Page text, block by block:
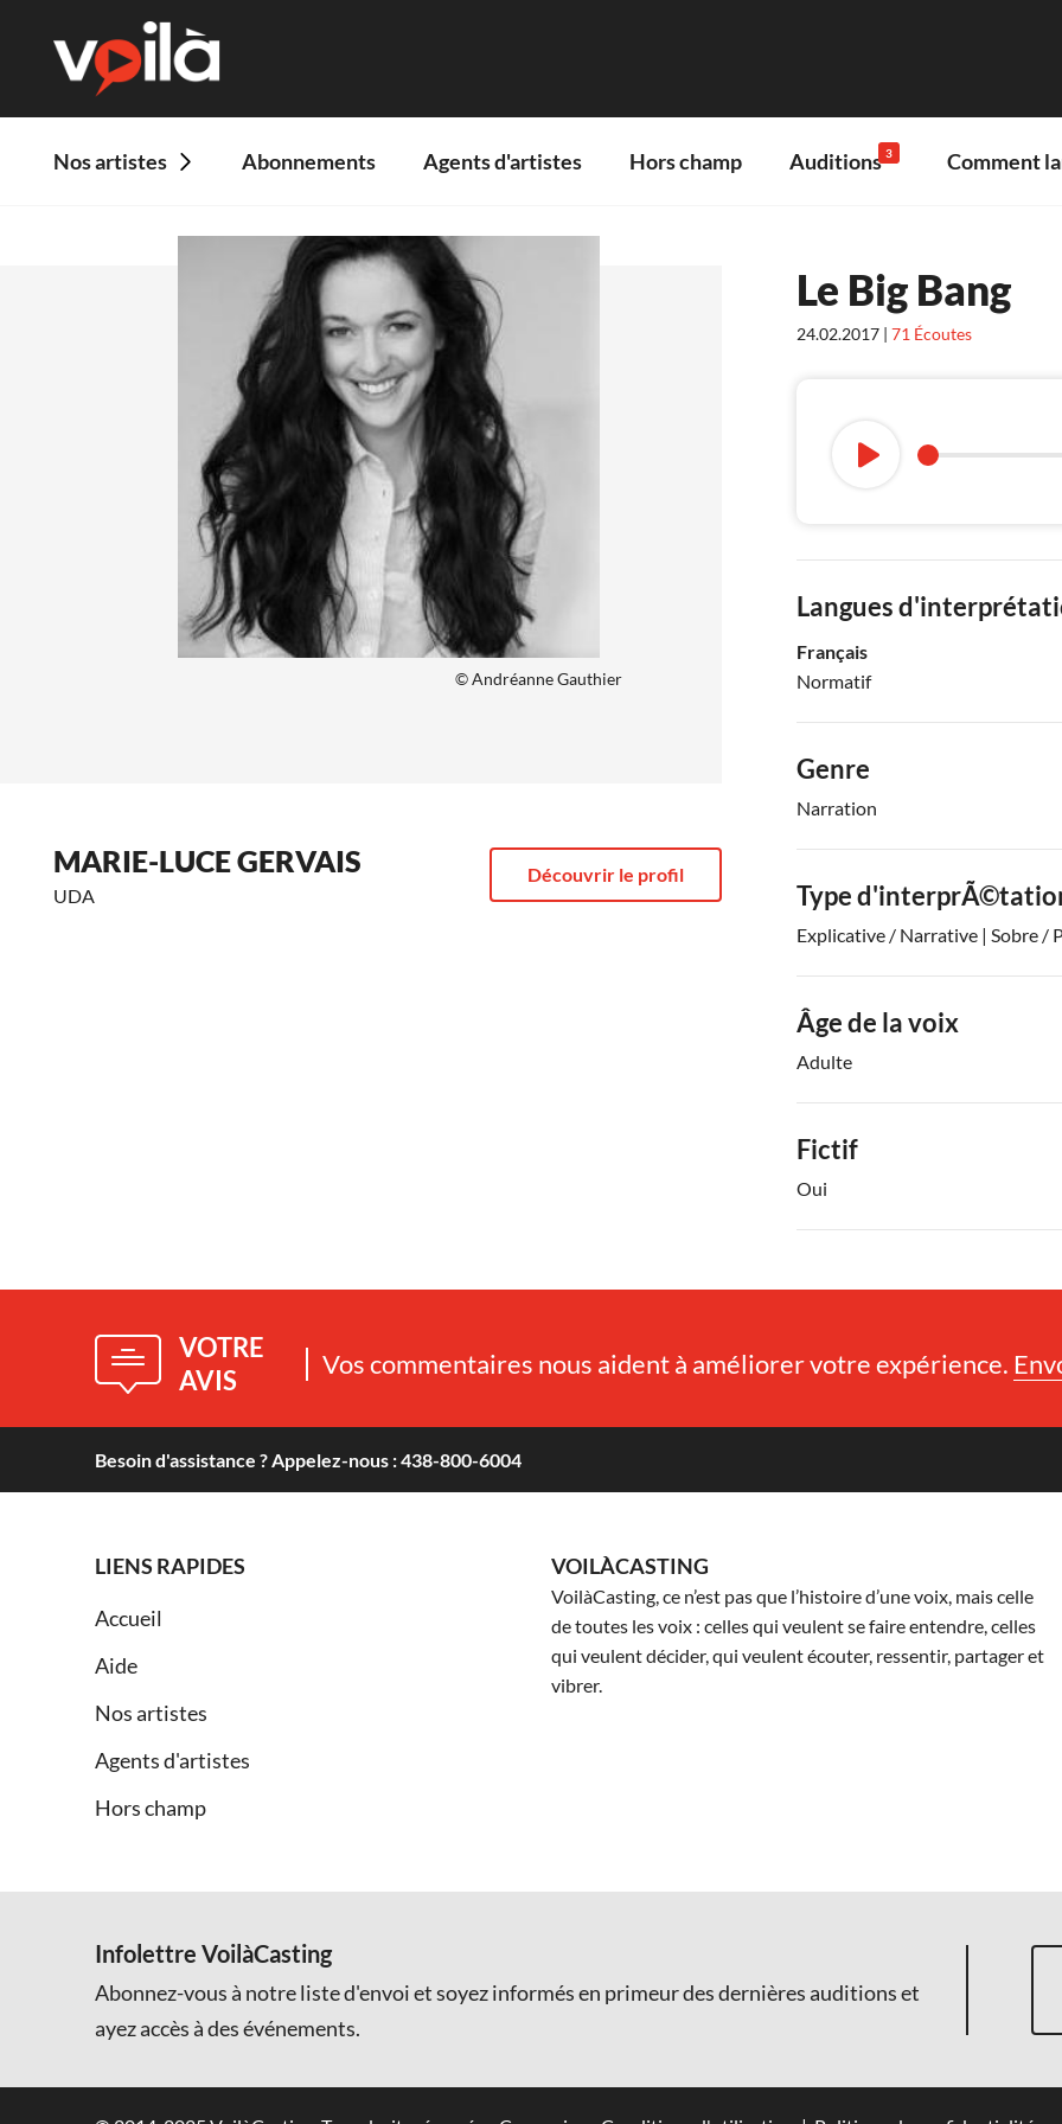
Nos artistes Abonnements Agents d'artistes Hors champ Auditions 3 Comment
© Andréanne Gauthier
MARIE-LUCE GERVAIS
UDA
Découvrir le profil
Le Big Bang
24.02.2017 | 71 Écoutes
Langues
Français
Normatif
Genre
Narration
Type
Explicative / Narrative | Sobre /
Âge de la voix
Adulte
Fictif
Oui
VOTRE
AVIS
Vos commentaires nous aident à améliorer votre expérience.
Besoin d'assistance ? Appelez-nous : 438-800-6004
LIENS RAPIDES
Accueil
Aide
Nos artistes
Agents d'artistes
Hors champ
VOILÀCASTING
VoilàCasting, ce n’est pas que l’histoire d’une voix, mais celle
de toutes les voix : celles qui veulent se faire entendre, celles
qui veulent décider, qui veulent écouter, ressentir, partager et
vibrer.
Infolettre VoilàCasting
Abonnez-vous à notre liste d'envoi et soyez informés en primeur des dernières auditions et
ayez accès à des événements.